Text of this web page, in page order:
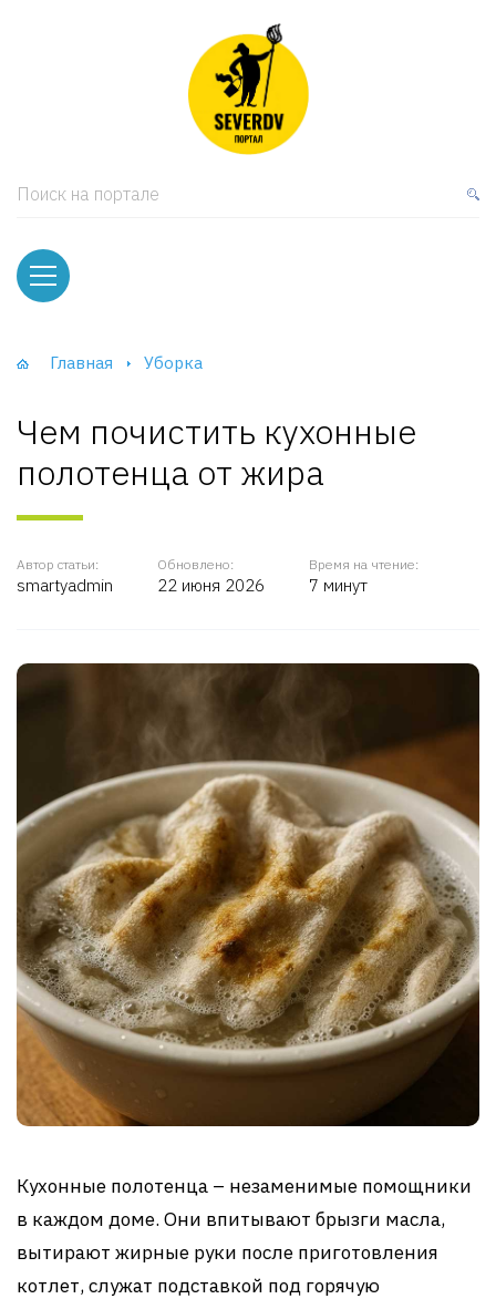
Поиск на портале
Главная Уборка
Чем почистить кухонные
полотенца от жира
Автор статьи:
smartyadmin
Обновлено:
22 июня 2026
Время на чтение:
7 минут
Кухонные полотенца – незаменимые помощники
в каждом доме. Они впитывают брызги масла,
вытирают жирные руки после приготовления
котлет, служат подставкой под горячую
и тумбы